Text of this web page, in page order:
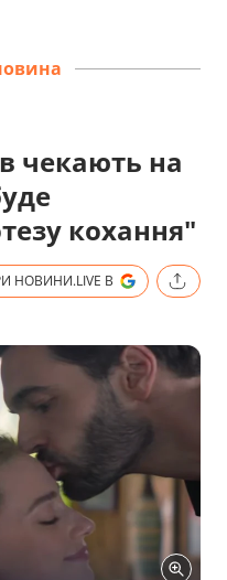
чекають на
кохання"
НОВИНИ.LIVE В